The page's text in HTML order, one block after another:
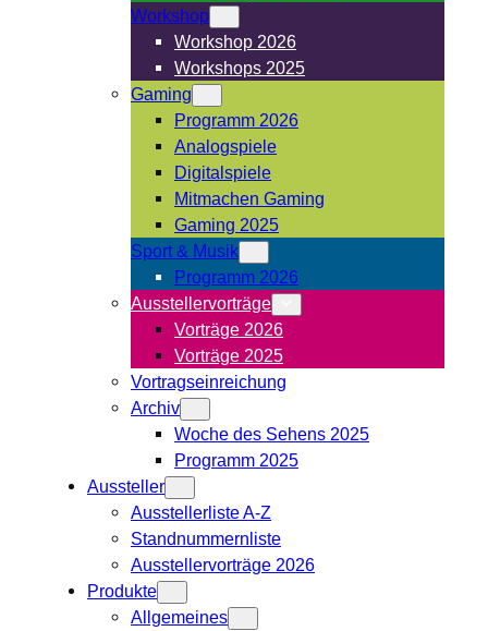
Workshop
Workshop 2026
Workshops 2025
Gaming
Programm 2026
Analogspiele
Digitalspiele
Mitmachen Gaming
Gaming 2025
Sport & Musik
Programm 2026
Ausstellervorträge
Vorträge 2026
Vorträge 2025
Vortragseinreichung
Archiv
Woche des Sehens 2025
Programm 2025
Aussteller
Ausstellerliste A-Z
Standnummernliste
Ausstellervorträge 2026
Produkte
Allgemeines